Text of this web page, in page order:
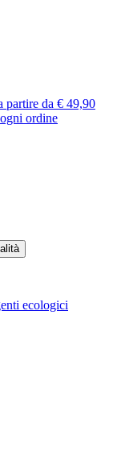
partire da € 49,90
ordine
ecologici